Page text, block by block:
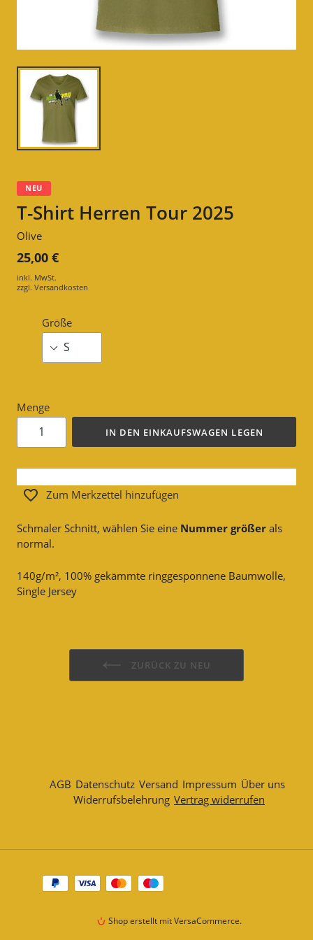
NEU
T-Shirt Herren Tour 2025
Olive
25,00 €
inkl. MwSt.
zzgl. Versandkosten
Größe
Menge
IN DEN EINKAUFSWAGEN LEGEN
Zum Merkzettel hinzufügen
Schmaler Schnitt, wählen Sie eine Nummer größer als
normal.
140g/m², 100% gekämmte ringgesponnene Baumwolle,
Single Jersey
ZURÜCK ZU NEU
AGB Datenschutz Versand Impressum Über uns
Widerrufsbelehrung Vertrag widerrufen
Zahlungsarten
Shop erstellt mit VersaCommerce.